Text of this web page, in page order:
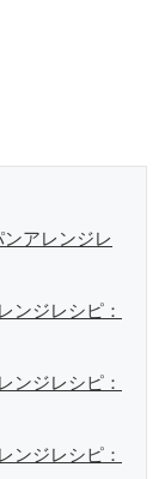
ンアレンジレ
ンジレシピ：
ンジレシピ：
ンジレシピ：